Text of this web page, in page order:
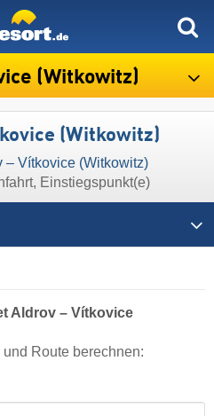
(Witkowitz)
(Witkowitz)
– Vítkovice (Witkowitz)
Einstiegspunkt(e)
Aldrov – Vítkovice
Route berechnen: